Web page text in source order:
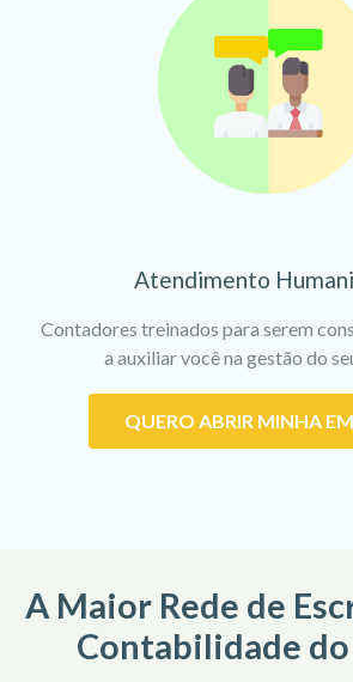
Atendimento
Contadores treinados para serem
a auxiliar você na gestão do
QUERO ABRIR MINHA
A Maior Rede de
Contabilidade